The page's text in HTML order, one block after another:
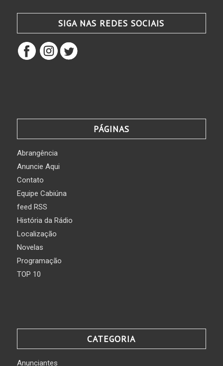
SIGA NAS REDES SOCIAIS
PÁGINAS
Abrangência
Anuncie Aqui
Contato
Equipe Cabiúna
feed RSS
História da Rádio
Localização
Novelas
Programação
TOP 10
CATEGORIA
Anunciantes